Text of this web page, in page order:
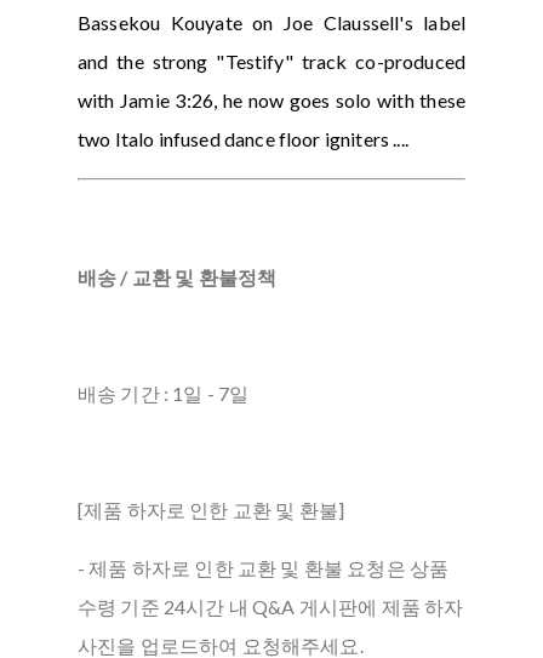
Bassekou Kouyate on Joe Claussell's label
and the strong "Testify" track co-produced
with Jamie 3:26, he now goes solo with these
two Italo infused dance floor igniters ....
배송 / 교환 및 환불정책
배송 기간 : 1일 - 7일
[제품 하자로 인한 교환 및 환불]
- 제품 하자로 인한 교환 및 환불 요청은 상품
수령 기준 24시간 내 Q&A 게시판에 제품 하자
사진을 업로드하여 요청해주세요.